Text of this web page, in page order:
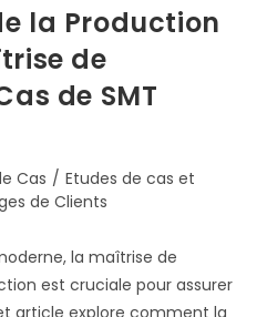
la Production
de
de SMT
Cas / Etudes de cas et
de Clients
la maîtrise de
est cruciale pour assurer
article explore comment la